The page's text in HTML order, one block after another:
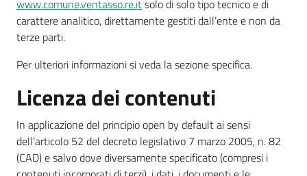
www.comune.ventasso.re.itsolo di solo tipo tecnico e di
carattere analitico, direttamente gestiti dall’ente e non da
terze parti.
Per ulteriori informazioni si veda la sezione specifica.
Licenza dei contenuti
In applicazione del principio open by default ai sensi
dell’articolo 52 del decreto legislativo 7 marzo 2005, n. 82
(CAD) e salvo dove diversamente specificato (compresi i